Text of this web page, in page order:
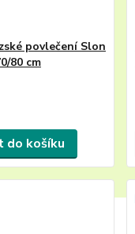
povlečení Slon
80 cm
do košíku